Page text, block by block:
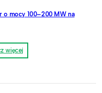
o mocy 100–200 MW na
więcej